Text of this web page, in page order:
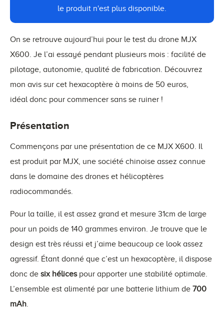
le produit n'est plus disponible.
On se retrouve aujourd’hui pour le test du drone MJX
X600. Je l’ai essayé pendant plusieurs mois : facilité de
pilotage, autonomie, qualité de fabrication. Découvrez
mon avis sur cet hexacoptère à moins de 50 euros,
idéal donc pour commencer sans se ruiner !
Présentation
Commençons par une présentation de ce MJX X600. Il
est produit par MJX, une société chinoise assez connue
dans le domaine des drones et hélicoptères
radiocommandés.
Pour la taille, il est assez grand et mesure 31cm de large
pour un poids de 140 grammes environ. Je trouve que le
design est très réussi et j’aime beaucoup ce look assez
agressif. Étant donné que c’est un hexacoptère, il dispose
donc de six hélicespour apporter une stabilité optimale.
L’ensemble est alimenté par une batterie lithium de 700
mAh